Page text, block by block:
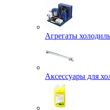
Агрегаты
Аксессуары для